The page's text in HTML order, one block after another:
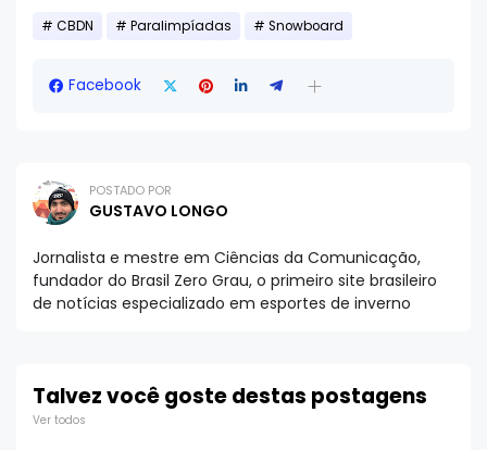
CBDN Paralimpíadas Snowboard
Facebook
POSTADO POR
GUSTAVO LONGO
Jornalista e mestre em Ciências da Comunicação,
fundador do Brasil Zero Grau, o primeiro site brasileiro
de notícias especializado em esportes de inverno
Talvez você goste destas postagens
Ver todos